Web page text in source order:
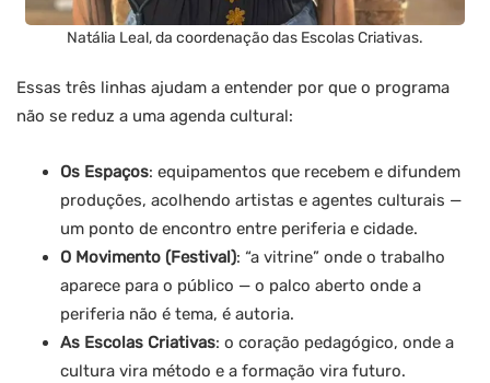
Natália Leal, da coordenação das Escolas Criativas.
Essas três linhas ajudam a entender por que o programa
não se reduz a uma agenda cultural:
Os Espaços: equipamentos que recebem e difundem
produções, acolhendo artistas e agentes culturais —
um ponto de encontro entre periferia e cidade.
O Movimento (Festival): “a vitrine” onde o trabalho
aparece para o público — o palco aberto onde a
periferia não é tema, é autoria.
As Escolas Criativas: o coração pedagógico, onde a
cultura vira método e a formação vira futuro.